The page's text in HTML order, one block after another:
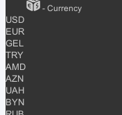
- Currency
USD
EUR
GEL
TRY
AMD
AZN
UAH
BYN